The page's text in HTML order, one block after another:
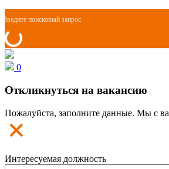
0
Откликнуться на вакансию
Пожалуйста, заполните данные. Мы с
Интересуемая должность